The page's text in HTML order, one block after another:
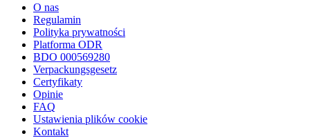
O nas
Regulamin
Polityka prywatności
Platforma ODR
BDO 000569280
Verpackungsgesetz
Certyfikaty
Opinie
FAQ
Ustawienia plików cookie
Kontakt